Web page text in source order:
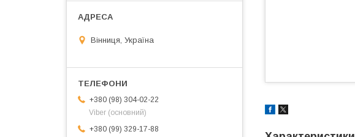
Вінниця, Україна
+380 (98) 304-02-22
Viber (основний)
+380 (99) 329-17-88